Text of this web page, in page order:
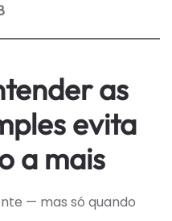
as
evita
a mais
— mas só quando